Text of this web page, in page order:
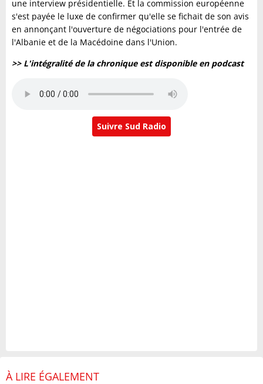
une interview présidentielle. Et la commission européenne
s'est payée le luxe de confirmer qu'elle se fichait de son avis
en annonçant l'ouverture de négociations pour l'entrée de
l'Albanie et de la Macédoine dans l'Union.
>> L'intégralité de la chronique est disponible en podcast
Suivre Sud Radio
À LIRE ÉGALEMENT